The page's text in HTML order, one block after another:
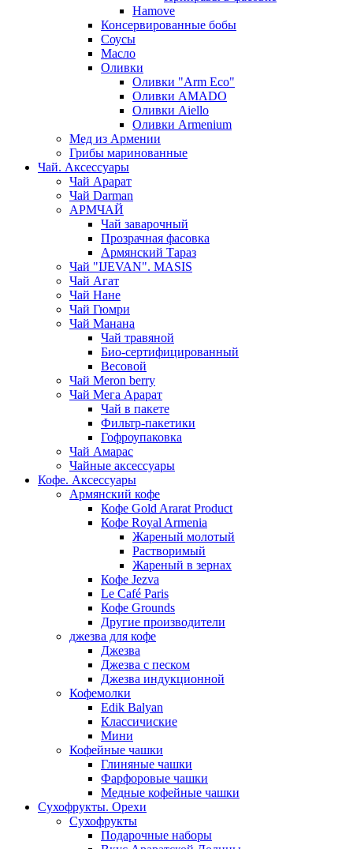
Hamove
Консервированные бобы
Соусы
Масло
Оливки
Оливки "Arm Eco"
Оливки AMADO
Оливки Aiello
Оливки Armenium
Мед из Армении
Грибы маринованные
Чай. Аксессуары
Чай Арарат
Чай Darman
АРМЧАЙ
Чай заварочный
Прозрачная фасовка
Армянский Тараз
Чай "IJEVAN". MASIS
Чай Агат
Чай Нане
Чай Гюмри
Чай Манана
Чай травяной
Био-сертифицированный
Весовой
Чай Meron berry
Чай Мега Арарат
Чай в пакете
Фильтр-пакетики
Гофроупаковка
Чай Амарас
Чайные аксессуары
Кофе. Аксессуары
Армянский кофе
Кофе Gold Ararat Product
Кофе Royal Armenia
Жареный молотый
Растворимый
Жареный в зернах
Кофе Jezva
Le Café Paris
Кофе Grounds
Другие производители
джезва для кофе
Джезва
Джезва с песком
Джезва индукционной
Кофемолки
Edik Balyan
Классичиские
Мини
Кофейные чашки
Глиняные чашки
Фарфоровые чашки
Медные кофейные чашки
Сухофрукты. Орехи
Сухофрукты
Подарочные наборы